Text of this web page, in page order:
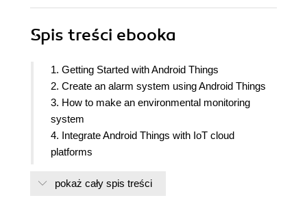
Spis treści ebooka
1. Getting Started with Android Things
2. Create an alarm system using Android Things
3. How to make an environmental monitoring
system
4. Integrate Android Things with IoT cloud
platforms
6. Remote Weather station
pokaż cały spis treści